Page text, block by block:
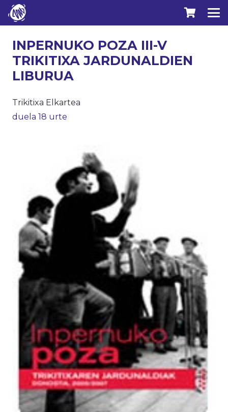
INPERNUKO POZA III-V
TRIKITIXA JARDUNALDIEN
LIBURUA
Trikitixa Elkartea
duela 18 urte